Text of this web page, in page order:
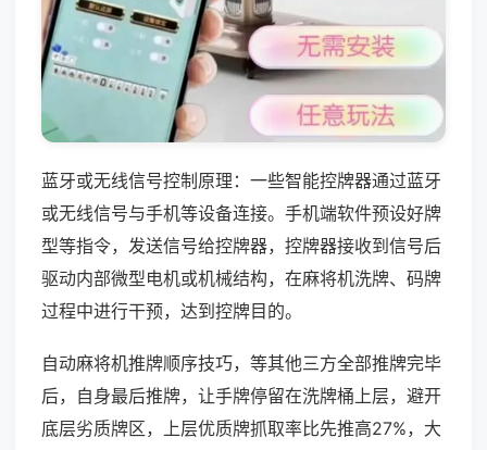
蓝牙或无线信号控制原理：一些智能控牌器通过蓝牙
或无线信号与手机等设备连接。手机端软件预设好牌
型等指令，发送信号给控牌器，控牌器接收到信号后
驱动内部微型电机或机械结构，在麻将机洗牌、码牌
过程中进行干预，达到控牌目的。
自动麻将机推牌顺序技巧，等其他三方全部推牌完毕
后，自身最后推牌，让手牌停留在洗牌桶上层，避开
底层劣质牌区，上层优质牌抓取率比先推高27%，大